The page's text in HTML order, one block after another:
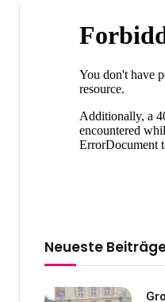
Neueste